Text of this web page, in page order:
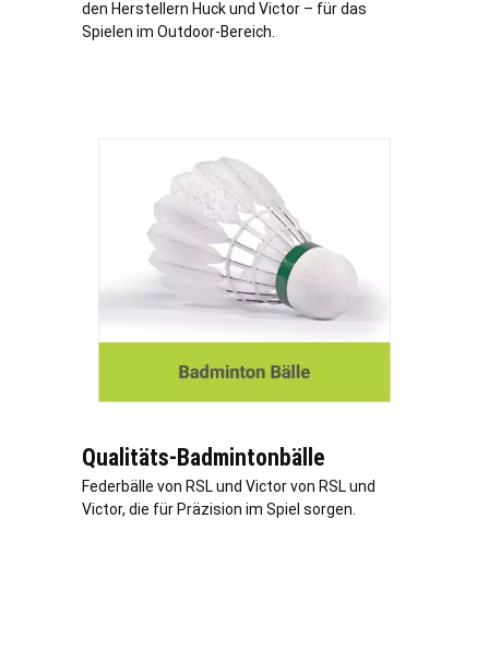
den Herstellern Huck und Victor – für das
Spielen im Outdoor-Bereich.
Qualitäts-Badmintonbälle
Federbälle von RSL und Victor von RSL und
Victor, die für Präzision im Spiel sorgen.